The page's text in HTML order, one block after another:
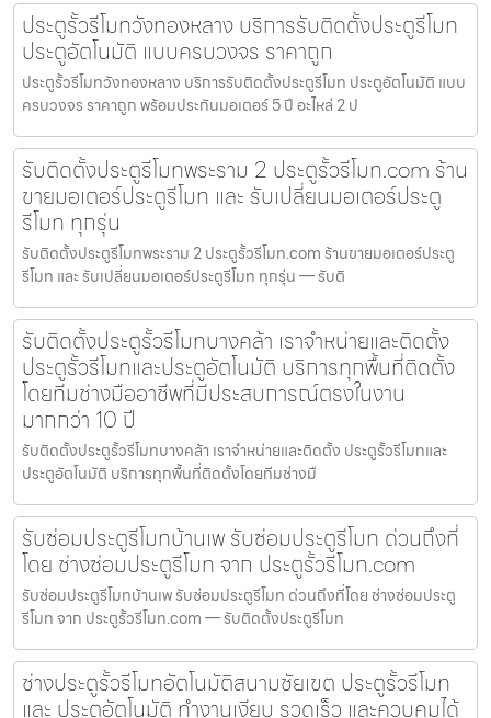
ประตูรั้วรีโมทวังทองหลาง บริการรับติดตั้งประตูรีโมท
ประตูอัตโนมัติ แบบครบวงจร ราคาถูก
ประตูรั้วรีโมทวังทองหลาง บริการรับติดตั้งประตูรีโมท ประตูอัตโนมัติ แบบ
ครบวงจร ราคาถูก พร้อมประกันมอเตอร์ 5 ปี อะไหล่ 2 ป
รับติดตั้งประตูรีโมทพระราม 2 ประตูรั้วรีโมท.com ร้าน
ขายมอเตอร์ประตูรีโมท และ รับเปลี่ยนมอเตอร์ประตู
รีโมท ทุกรุ่น
รับติดตั้งประตูรีโมทพระราม 2 ประตูรั้วรีโมท.com ร้านขายมอเตอร์ประตู
รีโมท และ รับเปลี่ยนมอเตอร์ประตูรีโมท ทุกรุ่น — รับติ
รับติดตั้งประตูรั้วรีโมทบางคล้า เราจำหน่ายและติดตั้ง
ประตูรั้วรีโมทและประตูอัตโนมัติ บริการทุกพื้นที่ติดตั้ง
โดยทีมช่างมืออาชีพที่มีประสบการณ์ตรงในงาน
มากกว่า 10 ปี
รับติดตั้งประตูรั้วรีโมทบางคล้า เราจำหน่ายและติดตั้ง ประตูรั้วรีโมทและ
ประตูอัตโนมัติ บริการทุกพื้นที่ติดตั้งโดยทีมช่างมื
รับซ่อมประตูรีโมทบ้านเพ รับซ่อมประตูรีโมท ด่วนถึงที่
โดย ช่างซ่อมประตูรีโมท จาก ประตูรั้วรีโมท.com
รับซ่อมประตูรีโมทบ้านเพ รับซ่อมประตูรีโมท ด่วนถึงที่โดย ช่างซ่อมประตู
รีโมท จาก ประตูรั้วรีโมท.com — รับติดตั้งประตูรีโมท
ช่างประตูรั้วรีโมทอัตโนมัติสนามชัยเขต ประตูรั้วรีโมท
และ ประตูอัตโนมัติ ทำงานเงียบ รวดเร็ว และควบคุมได้